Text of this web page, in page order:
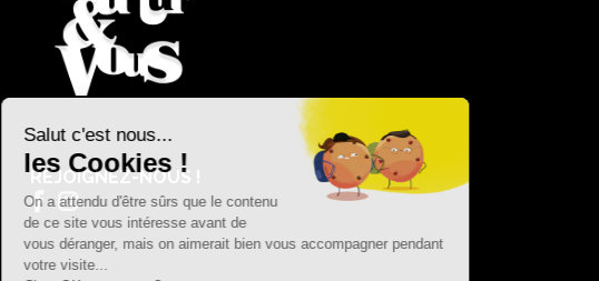
REJOIGNEZ-NOUS !